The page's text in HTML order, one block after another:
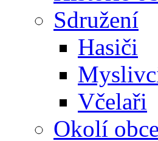
Sdružení
Hasiči
Včelaři
Okolí obce